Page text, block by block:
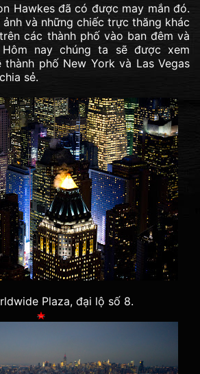
Hawkes đã có được may mắn đó.
và những chiếc trực thăng khác
các thành phố vào ban đêm và
nay chúng ta sẽ được xem
thành phố New York và Las Vegas
sẻ.
Plaza, đại lộ số 8.